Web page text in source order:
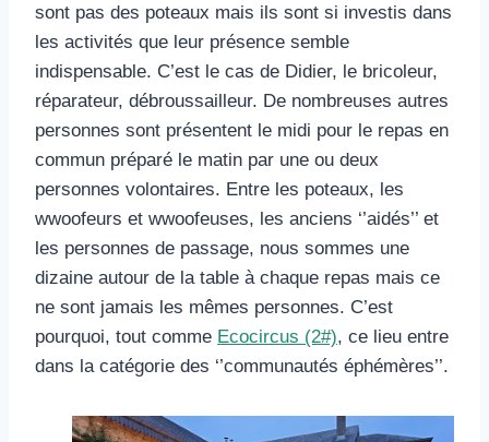
sont pas des poteaux mais ils sont si investis dans
les activités que leur présence semble
indispensable. C’est le cas de Didier, le bricoleur,
réparateur, débroussailleur. De nombreuses autres
personnes sont présentent le midi pour le repas en
commun préparé le matin par une ou deux
personnes volontaires. Entre les poteaux, les
wwoofeurs et wwoofeuses, les anciens ‘’aidés’’ et
les personnes de passage, nous sommes une
dizaine autour de la table à chaque repas mais ce
ne sont jamais les mêmes personnes. C’est
pourquoi, tout comme Ecocircus (2#), ce lieu entre
dans la catégorie des ‘’communautés éphémères’’.